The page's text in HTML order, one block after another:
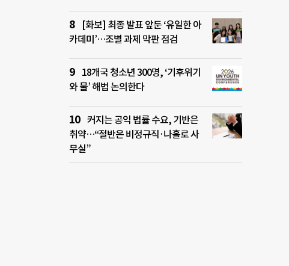
[화보] 최종 발표 앞둔 ‘유일한 아
카데미’…조별 과제 막판 점검
18개국 청소년 300명, ‘기후위기
와 물’ 해법 논의한다
커지는 공익 법률 수요, 기반은
취약…“절반은 비정규직·나홀로 사
무실”